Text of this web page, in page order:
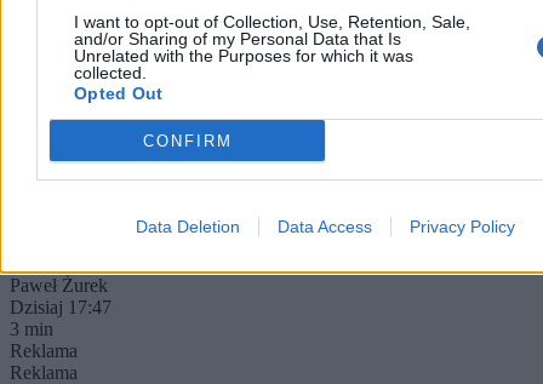
I want to opt-out of Collection, Use, Retention, Sale,
and/or Sharing of my Personal Data that Is
Unrelated with the Purposes for which it was
collected.
Opted Out
CONFIRM
Data Deletion Data Access Privacy Policy
Nowa obietnica wyborcza PiS. Chodzi o
deportację młodych Ukraińców
PiS przedstawił nowe obietnice wyborcze, które chce zrealizować
po powrocie do władzy. Jak podał wiceprezes tej partii Tobiasz
Bocheński, jedną z nich ma być deportacja młodych Ukraińców,
którzy nie pracują legalnie w Polsce. – Będą mieli okazję walczyć
Paweł Żurek
Dzisiaj 17:47
3 min
Reklama
Reklama